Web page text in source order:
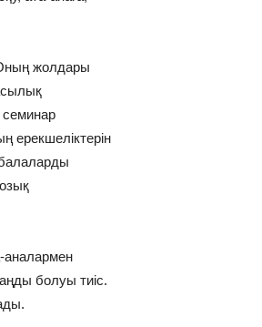
Оның жолдары
семинар
ерекшеліктерін
аналармен
болуы тиіс.